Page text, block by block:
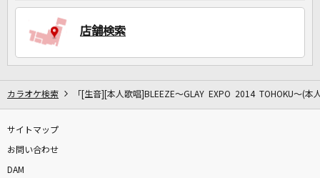
家族や友達と一緒に！練習にも！
店舗検索
カラオケ検索 「[生音][本人歌唱]BLEEZE～GLAY EXPO 2014 TOHOKU～(本
サイトマップ
お問い合わせ
DAM